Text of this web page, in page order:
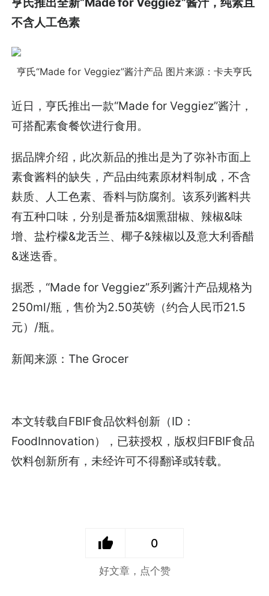
不含人工色素
亨氏“Made for Veggiez”酱汁产品 图片来源：卡夫亨氏
近日，亨氏推出一款“Made for Veggiez”酱汁，
可搭配素食餐饮进行食用。
据品牌介绍，此次新品的推出是为了弥补市面上
素食酱料的缺失，产品由纯素原材料制成，不含
麸质、人工色素、香料与防腐剂。该系列酱料共
有五种口味，分别是番茄&烟熏甜椒、辣椒&味
增、盐柠檬&龙舌兰、椰子&辣椒以及意大利香醋
&迷迭香。
据悉，“Made for Veggiez”系列酱汁产品规格为
250ml/瓶，售价为2.50英镑（约合人民币21.5
元）/瓶。
新闻来源：The Grocer
本文转载自FBIF食品饮料创新（ID：
FoodInnovation），已获授权，版权归FBIF食品
饮料创新所有，未经许可不得翻译或转载。
0
好文章，点个赞